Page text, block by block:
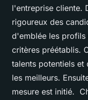
l'entreprise cliente.
rigoureux des
d'emblée les profils
critères préétablis.
talents potentiels et
les meilleurs.
mesure est initié.